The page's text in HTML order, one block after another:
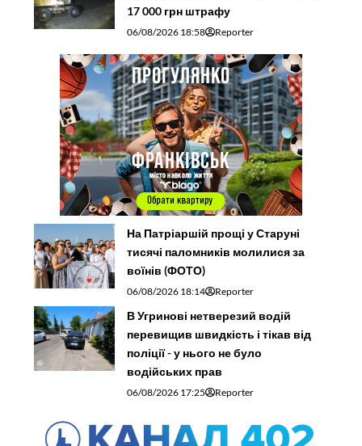
17 000 грн штрафу
06/08/2026 18:58 Reporter
На Патріаршій прощі у Старуні
тисячі паломників молилися за
воїнів (ФОТО)
06/08/2026 18:14 Reporter
В Угринові нетверезий водій
перевищив швидкість і тікав від
поліції - у нього не було
водійських прав
06/08/2026 17:25 Reporter